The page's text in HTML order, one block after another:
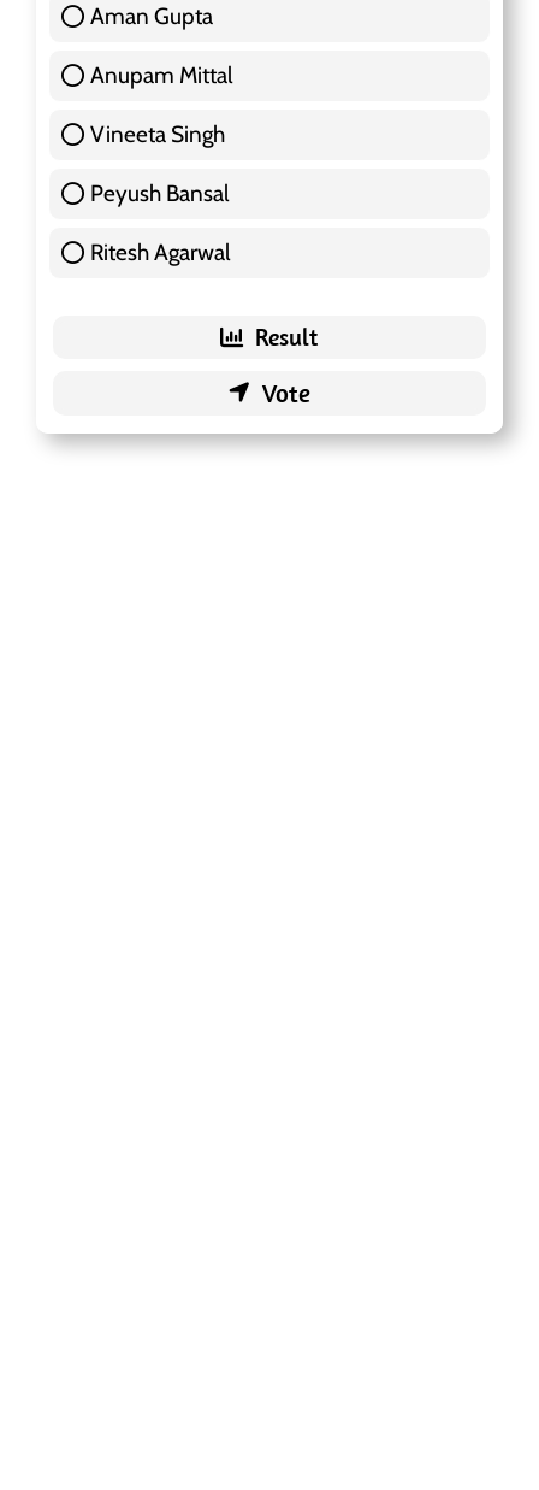
Aman Gupta
Anupam Mittal
Vineeta Singh
Peyush Bansal
Ritesh Agarwal